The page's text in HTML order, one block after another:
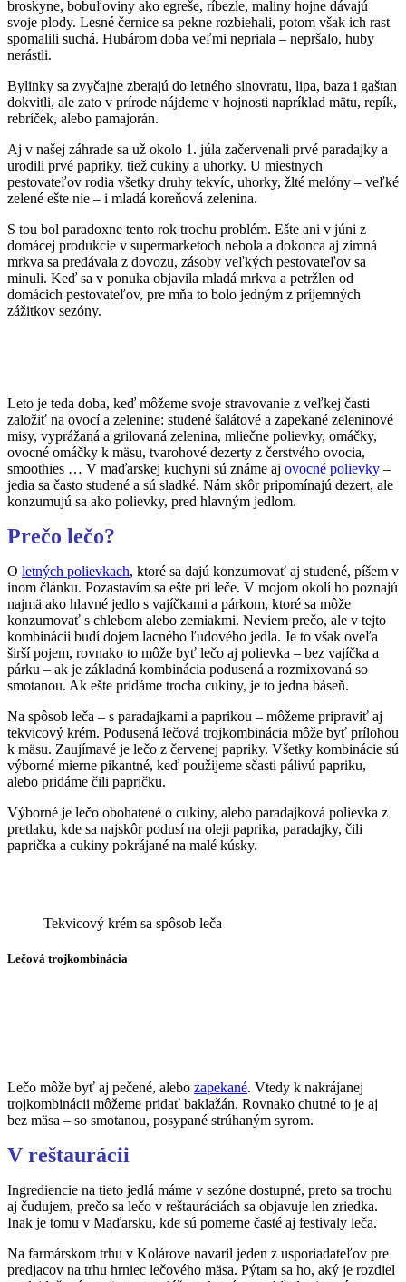
broskyne, bobuľoviny ako egreše, ríbezle, maliny hojne dávajú
svoje plody. Lesné černice sa pekne rozbiehali, potom však ich rast
spomalili suchá. Hubárom doba veľmi nepriala – nepršalo, huby
nerástli.
Bylinky sa zvyčajne zberajú do letného slnovratu, lipa, baza i gaštan
dokvitli, ale zato v prírode nájdeme v hojnosti napríklad mätu, repík,
rebríček, alebo pamajorán.
Aj v našej záhrade sa už okolo 1. júla začervenali prvé paradajky a
urodili prvé papriky, tiež cukiny a uhorky. U miestnych
pestovateľov rodia všetky druhy tekvíc, uhorky, žlté melóny – veľké
zelené ešte nie – i mladá koreňová zelenina.
S tou bol paradoxne tento rok trochu problém. Ešte ani v júni z
domácej produkcie v supermarketoch nebola a dokonca aj zimná
mrkva sa predávala z dovozu, zásoby veľkých pestovateľov sa
minuli. Keď sa v ponuka objavila mladá mrkva a petržlen od
domácich pestovateľov, pre mňa to bolo jedným z príjemných
zážitkov sezóny.
Leto je teda doba, keď môžeme svoje stravovanie z veľkej časti
založiť na ovocí a zelenine: studené šalátové a zapekané zeleninové
misy, vyprážaná a grilovaná zelenina, mliečne polievky, omáčky,
ovocné omáčky k mäsu, tvarohové dezerty z čerstvého ovocia,
smoothies … V maďarskej kuchyni sú známe aj ovocné polievky –
jedia sa často studené a sú sladké. Nám skôr pripomínajú dezert, ale
konzumujú sa ako polievky, pred hlavným jedlom.
Prečo lečo?
O letných polievkach, ktoré sa dajú konzumovať aj studené, píšem v
inom článku. Pozastavím sa ešte pri leče. V mojom okolí ho poznajú
najmä ako hlavné jedlo s vajíčkami a párkom, ktoré sa môže
konzumovať s chlebom alebo zemiakmi. Neviem prečo, ale v tejto
kombinácii budí dojem lacného ľudového jedla. Je to však oveľa
širší pojem, rovnako to môže byť lečo aj polievka – bez vajíčka a
párku – ak je základná kombinácia podusená a rozmixovaná so
smotanou. Ak ešte pridáme trocha cukiny, je to jedna báseň.
Na spôsob leča – s paradajkami a paprikou – môžeme pripraviť aj
tekvicový krém. Podusená lečová trojkombinácia môže byť prílohou
k mäsu. Zaujímavé je lečo z červenej papriky. Všetky kombinácie sú
výborné mierne pikantné, keď použijeme sčasti pálivú papriku,
alebo pridáme čili papričku.
Výborné je lečo obohatené o cukiny, alebo paradajková polievka z
pretlaku, kde sa najskôr podusí na oleji paprika, paradajky, čili
paprička a cukiny pokrájané na malé kúsky.
Tekvicový krém sa spôsob leča
Lečová trojkombinácia
Lečo môže byť aj pečené, alebo zapekané. Vtedy k nakrájanej
trojkombinácii môžeme pridať baklažán. Rovnako chutné to je aj
bez mäsa – so smotanou, posypané strúhaným syrom.
V reštaurácii
Ingrediencie na tieto jedlá máme v sezóne dostupné, preto sa trochu
aj čudujem, prečo sa lečo v reštauráciách sa objavuje len zriedka.
Inak je tomu v Maďarsku, kde sú pomerne časté aj festivaly leča.
Na farmárskom trhu v Kolárove navaril jeden z usporiadateľov pre
predjacov na trhu hrniec lečového mäsa. Pýtam sa ho, aký je rozdiel